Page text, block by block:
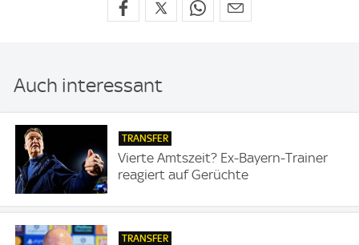
Auch interessant
TRANSFER
Vierte Amtszeit? Ex-Bayern-Trainer
reagiert auf Gerüchte
TRANSFER